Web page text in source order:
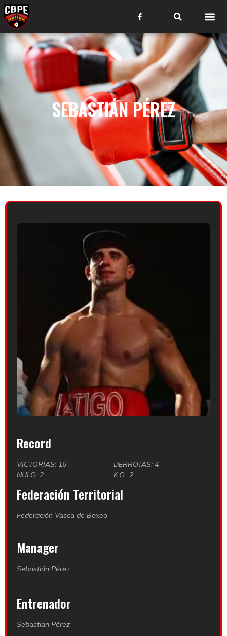
SEBASTIÁN PÉREZ
Record
VICTORIAS: 16
DERROTAS: 4
NULO: 2
K.O.: 2
Federación Territorial
Federación Vasca de Boxeo
Manager
Sebastián Pérez
Entrenador
Sebastián Pérez